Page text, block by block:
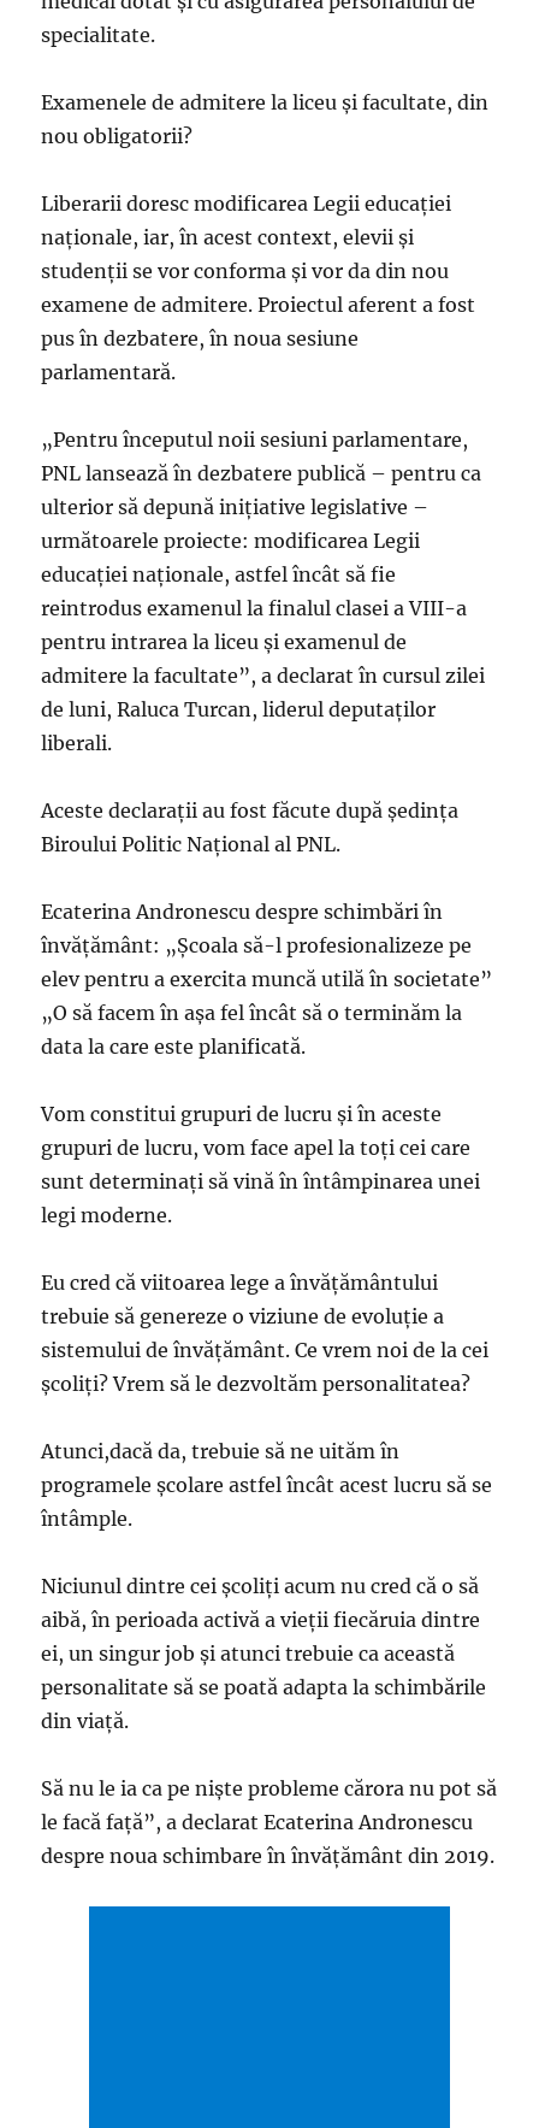
specialitate.
Examenele de admitere la liceu și facultate, din
nou obligatorii?
Liberarii doresc modificarea Legii educației
naționale, iar, în acest context, elevii și
studenții se vor conforma și vor da din nou
examene de admitere. Proiectul aferent a fost
pus în dezbatere, în noua sesiune
parlamentară.
„Pentru începutul noii sesiuni parlamentare,
PNL lansează în dezbatere publică – pentru ca
ulterior să depună iniţiative legislative –
următoarele proiecte: modificarea Legii
educaţiei naţionale, astfel încât să fie
reintrodus examenul la finalul clasei a VIII-a
pentru intrarea la liceu şi examenul de
admitere la facultate”, a declarat în cursul zilei
de luni, Raluca Turcan, liderul deputaților
liberali.
Aceste declarații au fost făcute după ședința
Biroului Politic Național al PNL.
Ecaterina Andronescu despre schimbări în
învățământ: „Școala să-l profesionalizeze pe
elev pentru a exercita muncă utilă în societate”
„O să facem în așa fel încât să o terminăm la
data la care este planificată.
Vom constitui grupuri de lucru şi în aceste
grupuri de lucru, vom face apel la toţi cei care
sunt determinaţi să vină în întâmpinarea unei
legi moderne.
Eu cred că viitoarea lege a învăţământului
trebuie să genereze o viziune de evoluţie a
sistemului de învăţământ. Ce vrem noi de la cei
şcoliţi? Vrem să le dezvoltăm personalitatea?
Atunci,dacă da, trebuie să ne uităm în
programele şcolare astfel încât acest lucru să se
întâmple.
Niciunul dintre cei şcoliţi acum nu cred că o să
aibă, în perioada activă a vieţii fiecăruia dintre
ei, un singur job şi atunci trebuie ca această
personalitate să se poată adapta la schimbările
din viaţă.
Să nu le ia ca pe nişte probleme cărora nu pot să
le facă faţă”, a declarat Ecaterina Andronescu
despre noua schimbare în învățământ din 2019.